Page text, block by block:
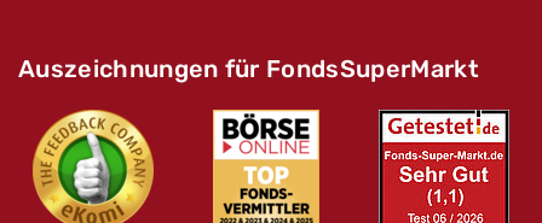
Auszeichnungen für FondsSuperMarkt